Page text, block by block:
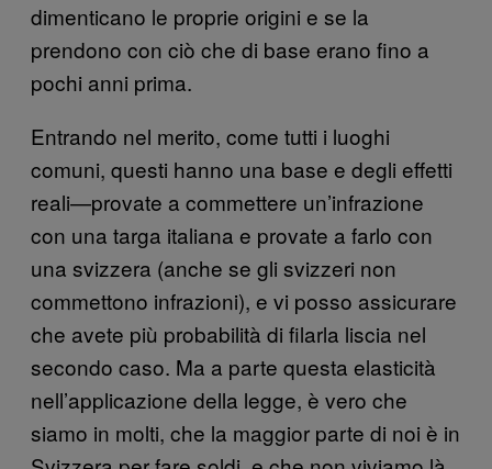
dimenticano le proprie origini e se la
prendono con ciò che di base erano fino a
pochi anni prima.
Entrando nel merito, come tutti i luoghi
comuni, questi hanno una base e degli effetti
reali—provate a commettere un’infrazione
con una targa italiana e provate a farlo con
una svizzera (anche se gli svizzeri non
commettono infrazioni), e vi posso assicurare
che avete più probabilità di filarla liscia nel
secondo caso. Ma a parte questa elasticità
nell’applicazione della legge, è vero che
siamo in molti, che la maggior parte di noi è in